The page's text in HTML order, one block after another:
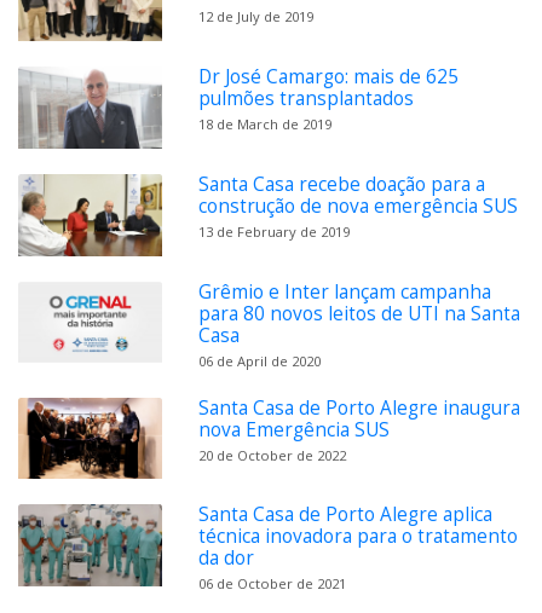
12 de July de 2019
Dr José Camargo: mais de 625
pulmões transplantados
18 de March de 2019
Santa Casa recebe doação para a
construção de nova emergência SUS
13 de February de 2019
Grêmio e Inter lançam campanha
para 80 novos leitos de UTI na Santa
Casa
06 de April de 2020
Santa Casa de Porto Alegre inaugura
nova Emergência SUS
20 de October de 2022
Santa Casa de Porto Alegre aplica
técnica inovadora para o tratamento
da dor
06 de October de 2021